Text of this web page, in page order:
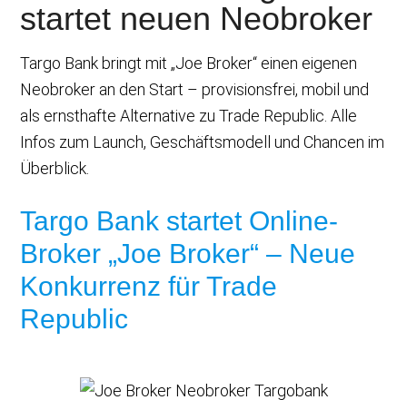
startet neuen Neobroker
Targo Bank bringt mit „Joe Broker“ einen eigenen
Neobroker an den Start – provisionsfrei, mobil und
als ernsthafte Alternative zu Trade Republic. Alle
Infos zum Launch, Geschäftsmodell und Chancen im
Überblick.
Targo Bank startet Online-
Broker „Joe Broker“ – Neue
Konkurrenz für Trade
Republic